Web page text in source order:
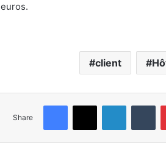
euros.
client
Share